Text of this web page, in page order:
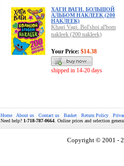
ХАГИ ВАГИ. БОЛЬШОЙ
АЛЬБОМ НАКЛЕЕК (200
НАКЛЕЕК)
Khagi Vagi. Bol'shoi al'bom
nakleek (200 nakleek)
Your Price: $14.38
shipped in 14-20 days
Home About us Contact us Basket Return Policy
Need help? 1-718-787-0664 . Online prices and selection
Copyright © 2001 -